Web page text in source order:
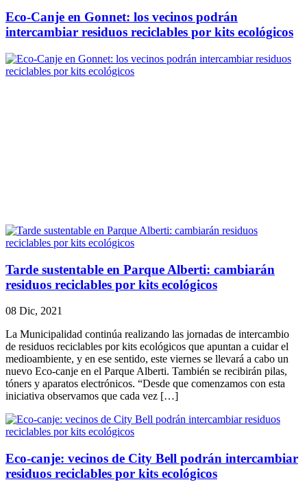
Eco-Canje en Gonnet: los vecinos podrán
intercambiar residuos reciclables por kits ecológicos
Tarde sustentable en Parque Alberti: cambiarán
residuos reciclables por kits ecológicos
08 Dic, 2021
La Municipalidad continúa realizando las jornadas de intercambio
de residuos reciclables por kits ecológicos que apuntan a cuidar el
medioambiente, y en ese sentido, este viernes se llevará a cabo un
nuevo Eco-canje en el Parque Alberti. También se recibirán pilas,
tóners y aparatos electrónicos. “Desde que comenzamos con esta
iniciativa observamos que cada vez […]
Eco-canje: vecinos de City Bell podrán intercambiar
residuos reciclables por kits ecológicos